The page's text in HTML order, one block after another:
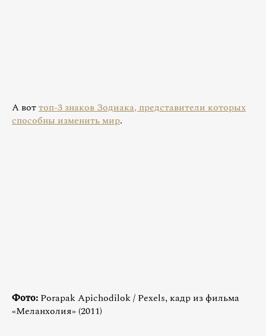
А воттоп-3 знаков Зодиака, представители которых
способны изменить мир.
Фото: Porapak Apichodilok / Pexels, кадр из фильма
«Меланхолия» (2011)